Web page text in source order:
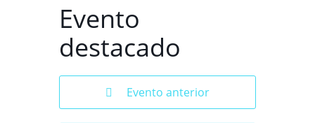
Evento
destacado
Evento anterior